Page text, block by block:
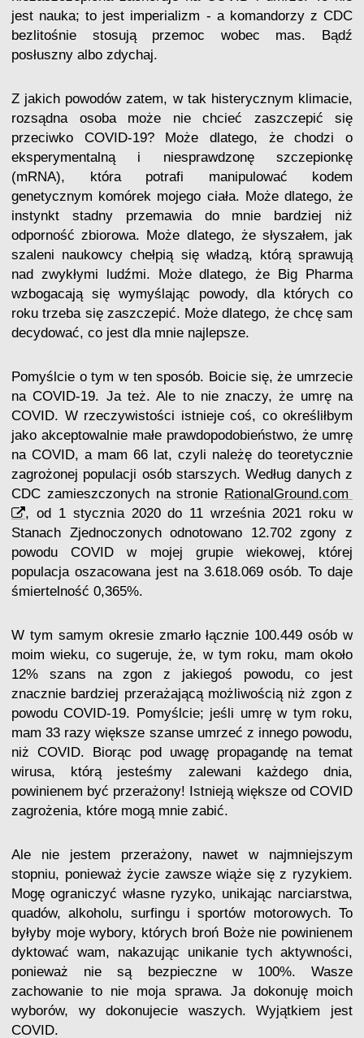
jest nauka; to jest imperializm - a komandorzy z CDC
bezlitośnie stosują przemoc wobec mas. Bądź
posłuszny albo zdychaj.
Z jakich powodów zatem, w tak histerycznym klimacie,
rozsądna osoba może nie chcieć zaszczepić się
przeciwko COVID-19? Może dlatego, że chodzi o
eksperymentalną i niesprawdzonę szczepionkę
(mRNA), która potrafi manipulować kodem
genetycznym komórek mojego ciała. Może dlatego, że
instynkt stadny przemawia do mnie bardziej niż
odporność zbiorowa. Może dlatego, że słyszałem, jak
szaleni naukowcy chełpią się władzą, którą sprawują
nad zwykłymi ludźmi. Może dlatego, że Big Pharma
wzbogacają się wymyślając powody, dla których co
roku trzeba się zaszczepić. Może dlatego, że chcę sam
decydować, co jest dla mnie najlepsze.
Pomyślcie o tym w ten sposób. Boicie się, że umrzecie
na COVID-19. Ja też. Ale to nie znaczy, że umrę na
COVID. W rzeczywistości istnieje coś, co określiłbym
jako akceptowalnie małe prawdopodobieństwo, że umrę
na COVID, a mam 66 lat, czyli należę do teoretycznie
zagrożonej populacji osób starszych. Według danych z
CDC zamieszczonych na stronie RationalGround.com
, od 1 stycznia 2020 do 11 września 2021 roku w
Stanach Zjednoczonych odnotowano 12.702 zgony z
powodu COVID w mojej grupie wiekowej, której
populacja oszacowana jest na 3.618.069 osób. To daje
śmiertelność 0,365%.
W tym samym okresie zmarło łącznie 100.449 osób w
moim wieku, co sugeruje, że, w tym roku, mam około
12% szans na zgon z jakiegoś powodu, co jest
znacznie bardziej przerażającą możliwością niż zgon z
powodu COVID-19. Pomyślcie; jeśli umrę w tym roku,
mam 33 razy większe szanse umrzeć z innego powodu,
niż COVID. Biorąc pod uwagę propagandę na temat
wirusa, którą jesteśmy zalewani każdego dnia,
powinienem być przerażony! Istnieją większe od COVID
zagrożenia, które mogą mnie zabić.
Ale nie jestem przerażony, nawet w najmniejszym
stopniu, ponieważ życie zawsze wiąże się z ryzykiem.
Mogę ograniczyć własne ryzyko, unikając narciarstwa,
quadów, alkoholu, surfingu i sportów motorowych. To
byłyby moje wybory, których broń Boże nie powinienem
dyktować wam, nakazując unikanie tych aktywności,
ponieważ nie są bezpieczne w 100%. Wasze
zachowanie to nie moja sprawa. Ja dokonuję moich
wyborów, wy dokonujecie waszych. Wyjątkiem jest
COVID.